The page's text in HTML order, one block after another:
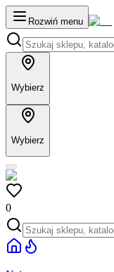
Rozwiń menu
Wybierz
Wybierz
0